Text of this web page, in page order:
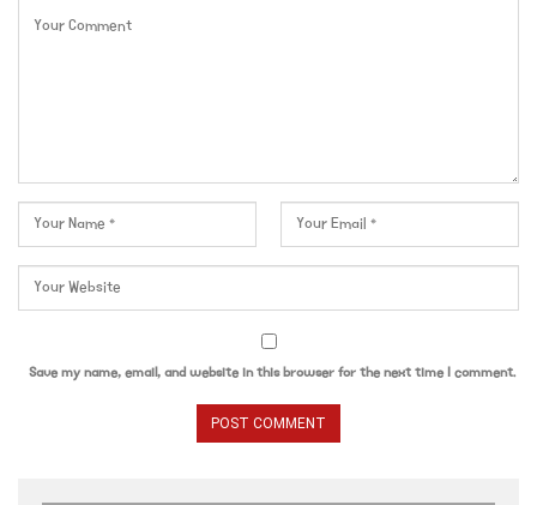
Save my name, email, and website in this browser for the next time I comment.